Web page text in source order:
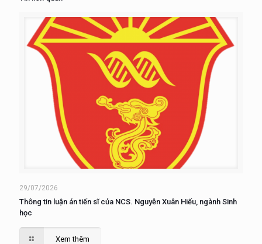
29/07/2026
Thông tin luận án tiến sĩ của NCS. Nguyễn Xuân Hiếu, ngành Sinh
học
Xem thêm